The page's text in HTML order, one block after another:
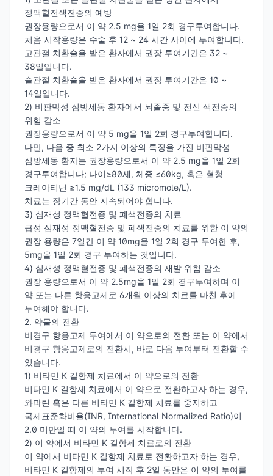
정맥혈전색전증의 예방
권장용량으로서 이 약 2.5 mg을 1일 2회 경구투여합니다.
처음 시작용량은 수술 후 12 ~ 24 시간 사이에 투여합니다.
고관절 치환술을 받은 환자에서 권장 투여기간은 32 ~
38일입니다.
슬관절 치환술을 받은 환자에서 권장 투여기간은 10 ~
14일입니다.
2) 비판막성 심방세동 환자에서 뇌졸중 및 전신 색전증의
위험 감소
권장용량으로서 이 약 5 mg을 1일 2회 경구투여합니다.
다만, 다음 중 최소 2가지 이상의 특징을 가진 비판막성
심방세동 환자는 권장용량으로서 이 약 2.5 mg을 1일 2회
경구투여합니다; 나이≥80세, 체중 ≤60kg, 혹은 혈청
크레아티닌 ≥1.5 mg/dL (133 micromole/L).
치료는 장기간 동안 지속되어야 합니다.
3) 심재성 정맥혈전증 및 폐색전증의 치료
급성 심재성 정맥혈전증 및 폐색전증의 치료를 위한 이 약의
권장 용량은 7일간 이 약 10mg을 1일 2회 경구 투여한 후,
5mg을 1일 2회 경구 투여하는 것입니다.
4) 심재성 정맥혈전증 및 폐색전증의 재발 위험 감소
권장 용량으로서 이 약 2.5mg을 1일 2회 경구투여하며 이
약 또는 다른 항응고제로 6개월 이상의 치료를 마친 후에
투여해야 합니다.
2. 약물의 전환
비경구 항응고제 투여에서 이 약으로의 전환 또는 이 약에서
비경구 항응고제로의 전환시, 바로 다음 투여부터 전환할 수
있습니다.
1) 비타민 K 길항제 치료에서 이 약으로의 전환
비타민 K 길항제 치료에서 이 약으로 전환하고자 하는 경우,
와파린 혹은 다른 비타민 K 길항제 치료를 중지하고
국제표준화비율(INR, International Normalized Ratio)이
2.0 미만일 때 이 약의 투여를 시작합니다.
2) 이 약에서 비타민 K 길항제 치료로의 전환
이 약에서 비타민 K 길항제 치료로 전환하고자 하는 경우,
비타민 K 길항제의 투여 시작 후 2일 동안은 이 약의 투여를